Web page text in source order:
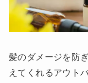
髪のダメージを防
えてくれるアウト